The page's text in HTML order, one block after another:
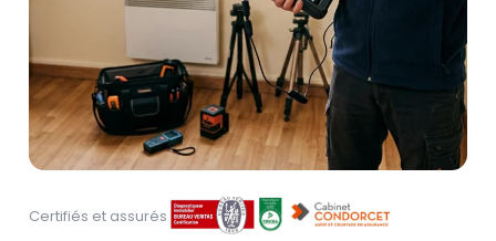
Certifiés et assurés